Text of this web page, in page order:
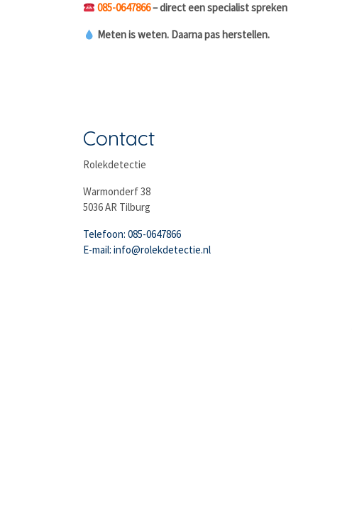
085-0647866– direct een specialist spreken
Meten is weten. Daarna pas herstellen.
Contact
Rolekdetectie
Warmonderf 38
5036 AR Tilburg
Telefoon: 085-0647866
E-mail: info@rolekdetectie.nl